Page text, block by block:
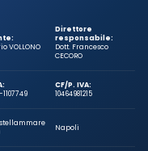
VOLLONO
Direttore
responsabile:
Dott. Francesco
CECORO
CF/P. IVA:
10464981215
Napoli